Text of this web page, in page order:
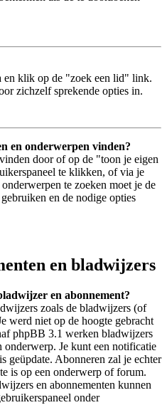
en klik op de "zoek een lid" link.
zichzelf sprekende opties in.
en onderwerpen vinden?
door of op de "toon je eigen
te klikken, of via je
te zoeken moet je de
en de nodige opties
en bladwijzers
en abonnement?
zoals de bladwijzers (of
werd niet op de hoogte gebracht
phpBB 3.1 werken bladwijzers
onderwerp. Je kunt een notificatie
geüpdate. Abonneren zal je echter
is op een onderwerp of forum.
en abonnementen kunnen
onder